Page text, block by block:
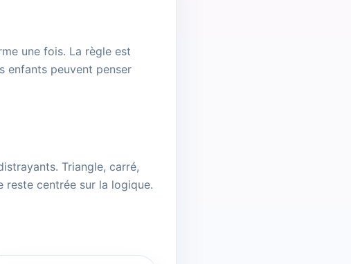
une fois. La règle est
enfants peuvent penser
Triangle, carré,
centrée sur la logique.